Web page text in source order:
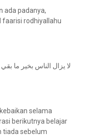
ada padanya,
faarisi rodhiyallahu
لا يزال الناس بخير ما
selama
berikutnya belajar
tiada sebelum